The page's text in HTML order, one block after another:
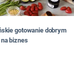
gotowanie dobrym
biznes